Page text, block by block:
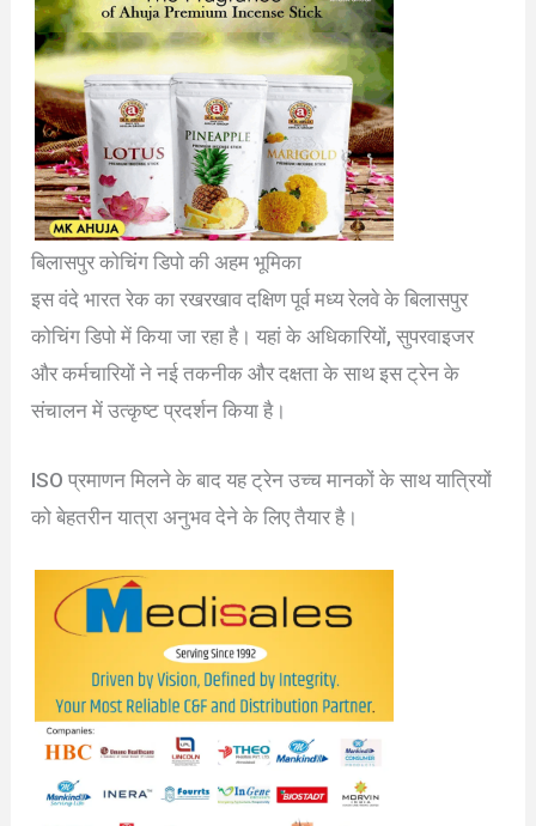
बिलासपुर कोचिंग डिपो की अहम भूमिका
इस वंदे भारत रेक का रखरखाव दक्षिण पूर्व मध्य रेलवे के बिलासपुर
कोचिंग डिपो में किया जा रहा है। यहां के अधिकारियों, सुपरवाइजर
और कर्मचारियों ने नई तकनीक और दक्षता के साथ इस ट्रेन के
संचालन में उत्कृष्ट प्रदर्शन किया है।
ISO प्रमाणन मिलने के बाद यह ट्रेन उच्च मानकों के साथ यात्रियों
को बेहतरीन यात्रा अनुभव देने के लिए तैयार है।